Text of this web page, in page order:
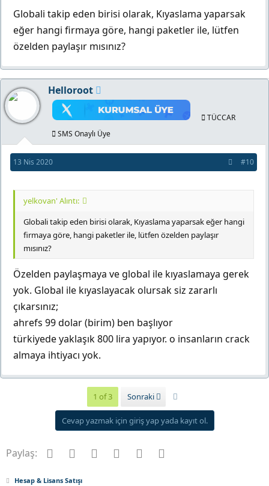
Globali takip eden birisi olarak, Kıyaslama yaparsak
eğer hangi firmaya göre, hangi paketler ile, lütfen
özelden paylaşır mısınız?
Helloroot
TÜCCAR
SMS Onaylı Üye
13 Nis 2020 #10
yelkovan' Alıntı:
Globali takip eden birisi olarak, Kıyaslama yaparsak eğer hangi
firmaya göre, hangi paketler ile, lütfen özelden paylaşır
mısınız?
Özelden paylaşmaya ve global ile kıyaslamaya gerek
yok. Global ile kıyaslayacak olursak siz zararlı
çıkarsınız;
ahrefs 99 dolar (birim) ben başlıyor
türkiyede yaklaşık 800 lira yapıyor. o insanların crack
almaya ihtiyacı yok.
1 of 3 Sonraki
Cevap yazmak için giriş yap yada kayıt ol.
Paylaş: Facebook
Twitter Pinterest
Tumblr WhatsApp
Hesap & Lisans Satışı